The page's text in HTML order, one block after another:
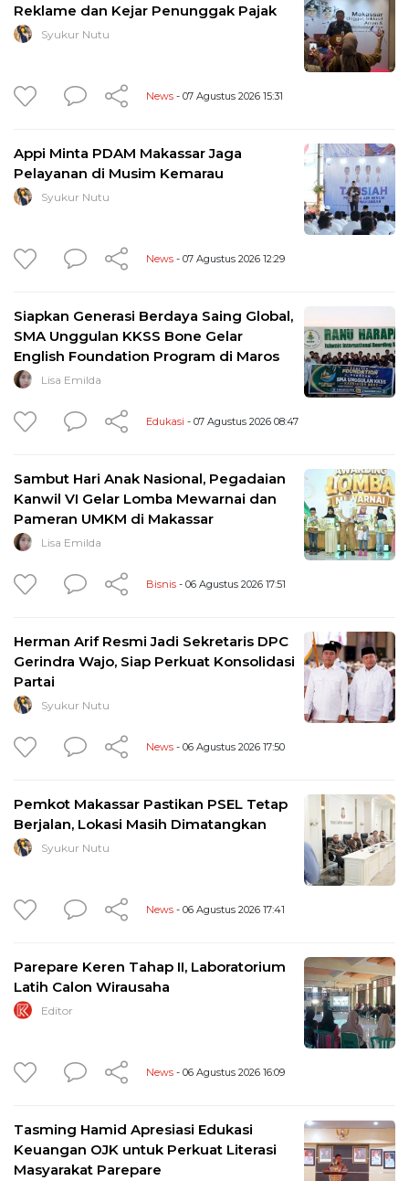
Reklame dan Kejar Penunggak Pajak
Syukur Nutu
News - 07 Agustus 2026 15:31
Appi Minta PDAM Makassar Jaga
Pelayanan di Musim Kemarau
Syukur Nutu
News - 07 Agustus 2026 12:29
Siapkan Generasi Berdaya Saing Global,
SMA Unggulan KKSS Bone Gelar
English Foundation Program di Maros
Lisa Emilda
Edukasi - 07 Agustus 2026 08:47
Sambut Hari Anak Nasional, Pegadaian
Kanwil VI Gelar Lomba Mewarnai dan
Pameran UMKM di Makassar
Lisa Emilda
Bisnis - 06 Agustus 2026 17:51
Herman Arif Resmi Jadi Sekretaris DPC
Gerindra Wajo, Siap Perkuat Konsolidasi
Partai
Syukur Nutu
News - 06 Agustus 2026 17:50
Pemkot Makassar Pastikan PSEL Tetap
Berjalan, Lokasi Masih Dimatangkan
Syukur Nutu
News - 06 Agustus 2026 17:41
Parepare Keren Tahap II, Laboratorium
Latih Calon Wirausaha
Editor
News - 06 Agustus 2026 16:09
Tasming Hamid Apresiasi Edukasi
Keuangan OJK untuk Perkuat Literasi
Masyarakat Parepare